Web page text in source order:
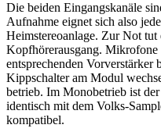
Die beiden Eingangskanäle
Aufnahme eignet sich also
Heimstereoanlage. Zur Not tut
Kopfhörerausgang. Mikrofone
entsprechenden Vorverstärker
Kippschalter am Modul
betrieb. Im Monobetrieb ist
identisch mit dem Volks-
kompatibel.